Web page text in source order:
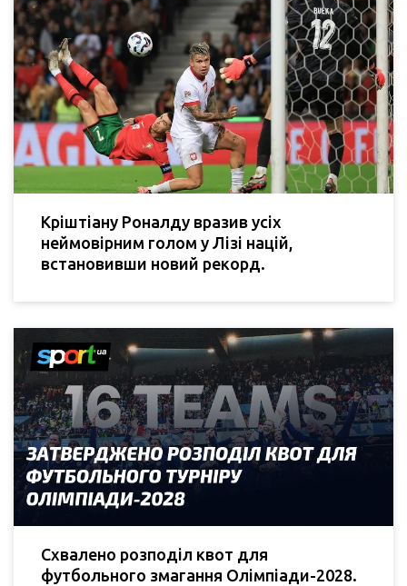
Кріштіану Роналду вразив усіх
неймовірним голом у Лізі націй,
встановивши новий рекорд.
Схвалено розподіл квот для
футбольного змагання Олімпіади-2028.